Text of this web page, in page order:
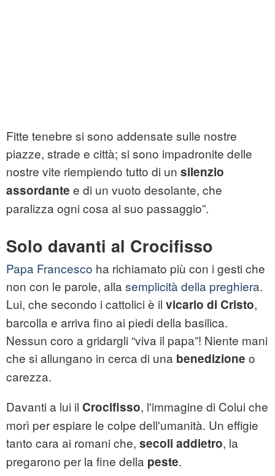
Fitte tenebre si sono addensate sulle nostre
piazze, strade e città; si sono impadronite delle
nostre vite riempiendo tutto di un silenzio
assordante e di un vuoto desolante, che
paralizza ogni cosa al suo passaggio”.
Solo davanti al Crocifisso
Papa Francesco ha richiamato più con i gesti che
non con le parole, alla semplicità della preghiera.
Lui, che secondo i cattolici è il vicario di Cristo,
barcolla e arriva fino ai piedi della basilica.
Nessun coro a gridargli “viva il papa”! Niente mani
che si allungano in cerca di una benedizione o
carezza.
Davanti a lui il Crocifisso, l'immagine di Colui che
morì per espiare le colpe dell'umanità. Un effigie
tanto cara ai romani che, secoli addietro, la
pregarono per la fine della peste.